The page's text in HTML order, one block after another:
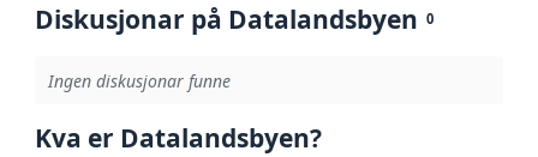
Diskusjonar på Datalandsbyen 0
Ingen diskusjonar funne
Kva er Datalandsbyen?